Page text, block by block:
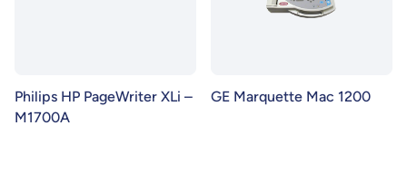
Philips HP PageWriter XLi –
M1700A
GE Marquette Mac 1200